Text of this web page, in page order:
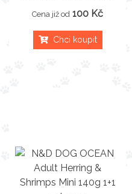
Cena již od 100 Kč
Chci koupit